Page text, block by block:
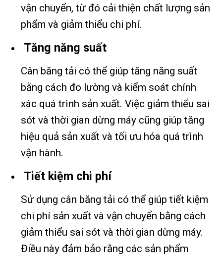
vận chuyển, từ đó cải thiện chất lượng sản
phẩm và giảm thiểu chi phí.
Tăng năng suất
Cân băng tải có thể giúp tăng năng suất
bằng cách đo lường và kiểm soát chính
xác quá trình sản xuất. Việc giảm thiểu sai
sót và thời gian dừng máy cũng giúp tăng
hiệu quả sản xuất và tối ưu hóa quá trình
vận hành.
Tiết kiệm chi phí
Sử dụng cân băng tải có thể giúp tiết kiệm
chi phí sản xuất và vận chuyển bằng cách
giảm thiểu sai sót và thời gian dừng máy.
Điều này đảm bảo rằng các sản phẩm